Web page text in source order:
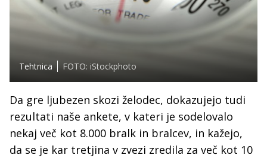
Tehtnica FOTO: iStockphoto
Da gre ljubezen skozi želodec, dokazujejo tudi
rezultati naše ankete, v kateri je sodelovalo
nekaj več kot 8.000 bralk in bralcev, in kažejo,
da se je kar tretjina v zvezi zredila za več kot 10